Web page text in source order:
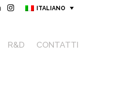
ITALIANO
R&D CONTATTI